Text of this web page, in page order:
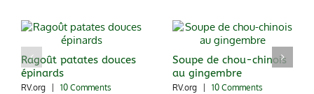
Ragoût patates douces
épinards
RV.org 10 Comments
Soupe de chou-chinois
au gingembre
RV.org 10 Comments